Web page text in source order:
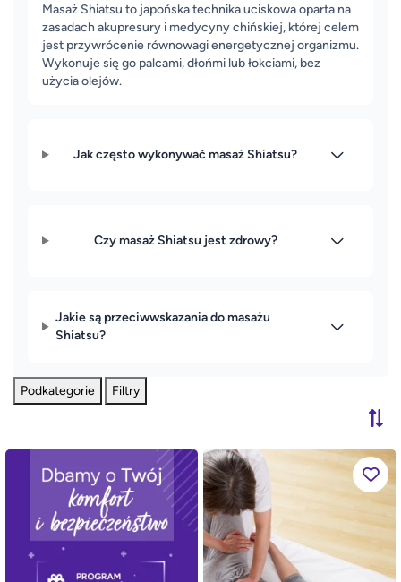
Masaż Shiatsu to japońska technika uciskowa oparta na
zasadach akupresury i medycyny chińskiej, której celem
jest przywrócenie równowagi energetycznej organizmu.
Wykonuje się go palcami, dłońmi lub łokciami, bez
użycia olejów.
Jak często wykonywać masaż Shiatsu?
Czy masaż Shiatsu jest zdrowy?
Jakie są przeciwwskazania do masażu
Shiatsu?
Podkategorie Filtry